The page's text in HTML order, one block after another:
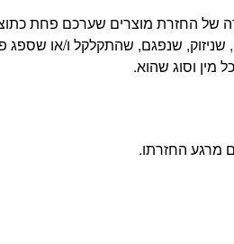
של החזרת מוצרים שערכם פחת
שנפגם, שהתקלקל ו/או שספג
מין וסוג שהוא.